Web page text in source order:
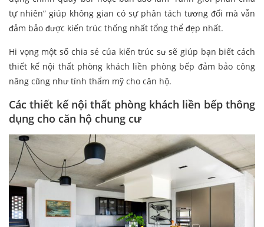
tự nhiên” giúp không gian có sự phân tách tương đối mà vẫn
đảm bảo được kiến trúc thống nhất tổng thể đẹp nhất.
Hi vọng một số chia sẻ của kiến trúc sư sẽ giúp bạn biết cách
thiết kế nội thất phòng khách liền phòng bếp đảm bảo công
năng cũng như tính thẩm mỹ cho căn hộ.
Các thiết kế nội thất phòng khách liền bếp thông
dụng cho căn hộ chung cư